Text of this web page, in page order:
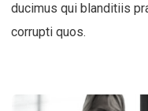
ducimus qui blanditiis
corrupti quos.